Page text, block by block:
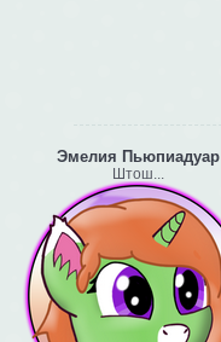
Эмелия Пьюпиадуар
Штош...